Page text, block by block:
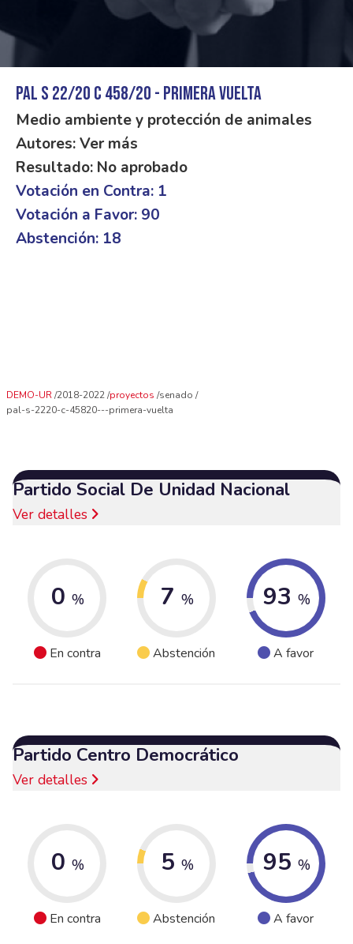
PAL S 22/20 C 458/20 - Primera vuelta
Medio ambiente y protección de animales
Autores: Ver más
Resultado: No aprobado
Votación en Contra: 1
Votación a Favor: 90
Abstención: 18
DEMO-UR 2018-2022 proyectos senado
pal-s-2220-c-45820---primera-vuelta
Partido Social De Unidad Nacional
Ver detalles
0 %
En contra
7 %
Abstención
93 %
A favor
Partido Centro Democrático
Ver detalles
0 %
En contra
5 %
Abstención
95 %
A favor